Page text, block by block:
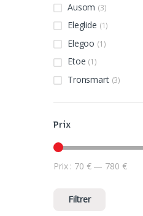
Ausom (3)
Eleglide (1)
Elegoo (1)
Etoe (1)
Tronsmart (3)
Prix
Prix min
Prix max
Filtrer
Prix : 70 €— 780 €